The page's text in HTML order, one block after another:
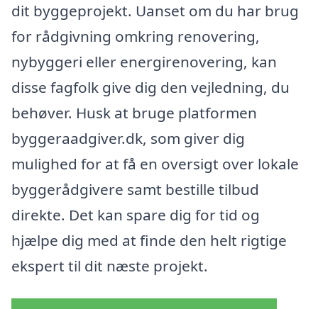
dit byggeprojekt. Uanset om du har brug
for rådgivning omkring renovering,
nybyggeri eller energirenovering, kan
disse fagfolk give dig den vejledning, du
behøver. Husk at bruge platformen
byggeraadgiver.dk, som giver dig
mulighed for at få en oversigt over lokale
byggerådgivere samt bestille tilbud
direkte. Det kan spare dig for tid og
hjælpe dig med at finde den helt rigtige
ekspert til dit næste projekt.